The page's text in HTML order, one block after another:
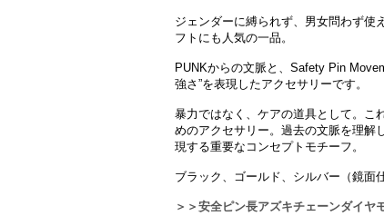
ジェンダーに縛られず、男女問わず使
フトにも人気の一品。
PUNKからの文脈と、Safety Pin
強さ”を表現したアクセサリーです。
暴力ではなく、ケアの道具として。こ
めのアクセサリー。過去の文脈を理解
現する重要なコンセプトモチーフ。
ブラック、ゴールド、シルバー（鏡面
＞＞安全ピン長アズキチェーンダイヤ